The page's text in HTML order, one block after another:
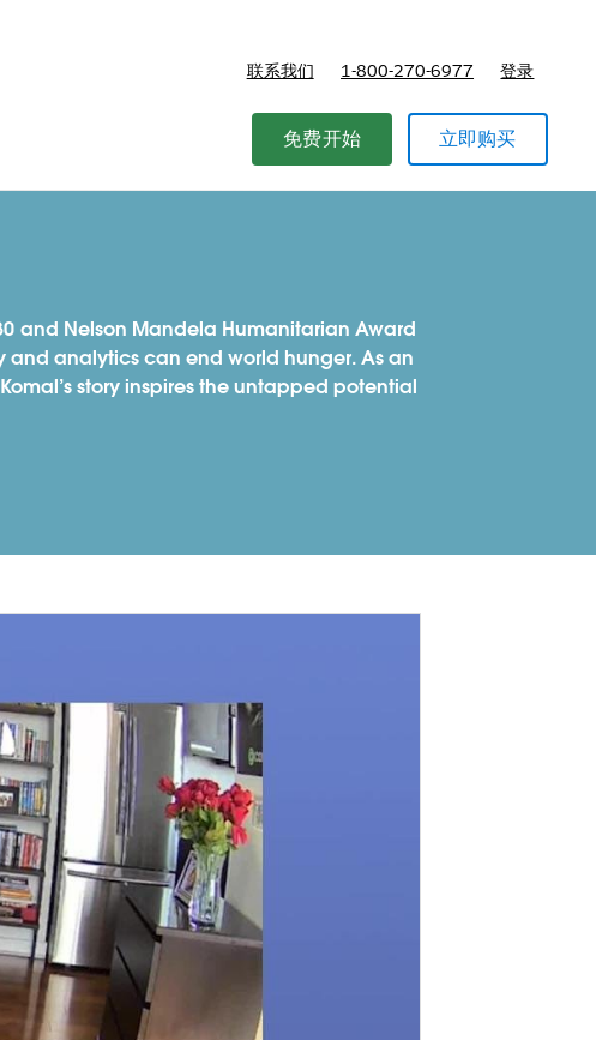
联系我们 1-800-270-6977 登录
免费开始 立即购买
and Nelson Mandela Humanitarian Award
and analytics can end world hunger. As an
story inspires the untapped potential